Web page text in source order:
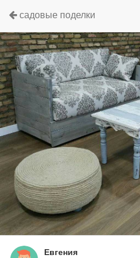
садовые поделки
Евгения